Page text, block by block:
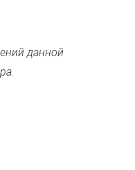
данной